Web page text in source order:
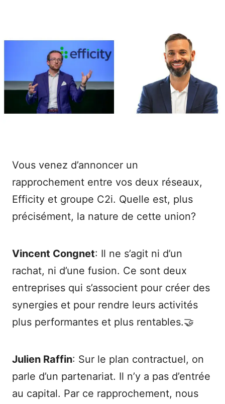
Vous venez d’annoncer un
rapprochement entre vos deux réseaux,
Efficity et groupe C2i. Quelle est, plus
précisément, la nature de cette union?
Vincent Congnet: Il ne s’agit ni d’un
rachat, ni d’une fusion. Ce sont deux
entreprises qui s’associent pour créer des
synergies et pour rendre leurs activités
plus performantes et plus rentables.🤝
Julien Raffin: Sur le plan contractuel, on
parle d’un partenariat. Il n’y a pas d’entrée
au capital. Par ce rapprochement, nous